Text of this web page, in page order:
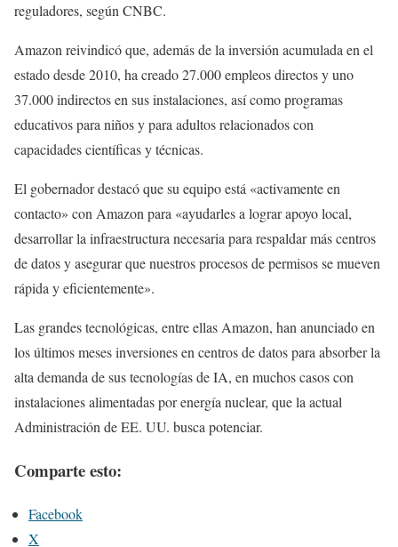
reguladores, según CNBC.
Amazon reivindicó que, además de la inversión acumulada en el
estado desde 2010, ha creado 27.000 empleos directos y uno
37.000 indirectos en sus instalaciones, así como programas
educativos para niños y para adultos relacionados con
capacidades científicas y técnicas.
El gobernador destacó que su equipo está «activamente en
contacto» con Amazon para «ayudarles a lograr apoyo local,
desarrollar la infraestructura necesaria para respaldar más centros
de datos y asegurar que nuestros procesos de permisos se mueven
rápida y eficientemente».
Las grandes tecnológicas, entre ellas Amazon, han anunciado en
los últimos meses inversiones en centros de datos para absorber la
alta demanda de sus tecnologías de IA, en muchos casos con
instalaciones alimentadas por energía nuclear, que la actual
Administración de EE. UU. busca potenciar.
Comparte esto:
Facebook
X